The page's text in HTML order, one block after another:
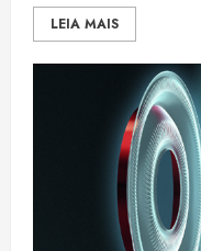
LEIA MAIS